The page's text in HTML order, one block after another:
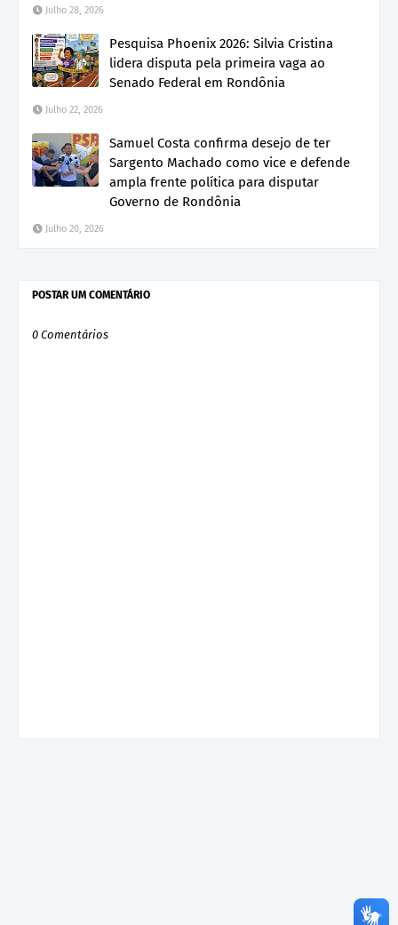
Julho 28, 2026
Pesquisa Phoenix 2026: Silvia Cristina
lidera disputa pela primeira vaga ao
Senado Federal em Rondônia
Julho 22, 2026
Samuel Costa confirma desejo de ter
Sargento Machado como vice e defende
ampla frente política para disputar
Governo de Rondônia
Julho 20, 2026
POSTAR UM COMENTÁRIO
0 Comentários